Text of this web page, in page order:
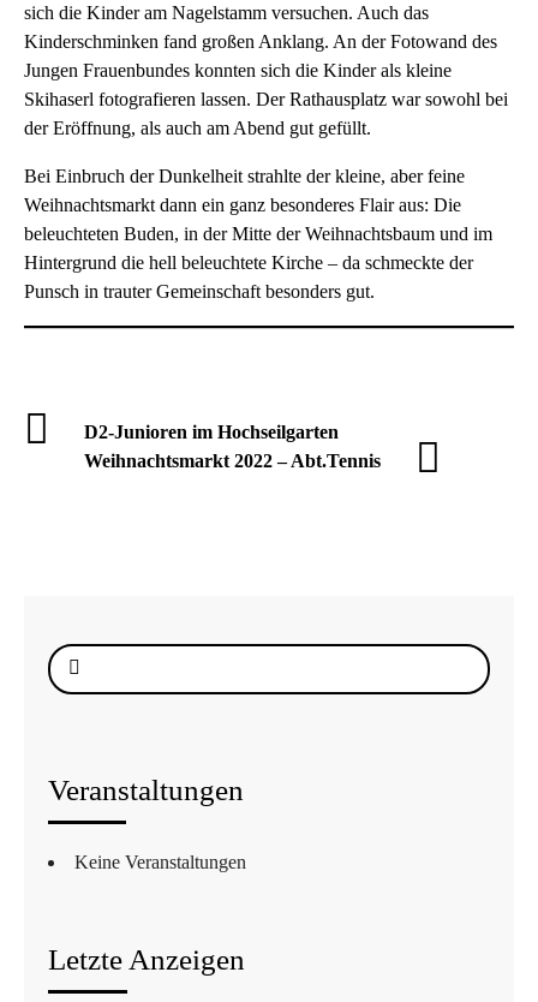
sich die Kinder am Nagelstamm versuchen. Auch das
Kinderschminken fand großen Anklang. An der Fotowand des
Jungen Frauenbundes konnten sich die Kinder als kleine
Skihaserl fotografieren lassen. Der Rathausplatz war sowohl bei
der Eröffnung, als auch am Abend gut gefüllt.
Bei Einbruch der Dunkelheit strahlte der kleine, aber feine
Weihnachtsmarkt dann ein ganz besonderes Flair aus: Die
beleuchteten Buden, in der Mitte der Weihnachtsbaum und im
Hintergrund die hell beleuchtete Kirche – da schmeckte der
Punsch in trauter Gemeinschaft besonders gut.
D2-Junioren im Hochseilgarten
Weihnachtsmarkt 2022 – Abt.Tennis
Suche
nach:
Veranstaltungen
Keine Veranstaltungen
Letzte Anzeigen